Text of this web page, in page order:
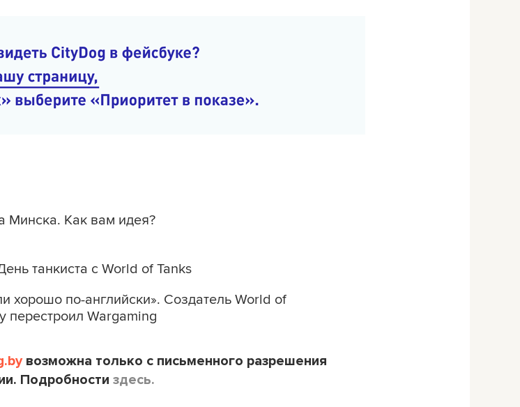
Минска. Как вам идея?
танкиста c World of Tanks
хорошо по-английски». Создатель World of
перестроил Wargaming
возможна только с письменного разрешения
Подробности здесь.